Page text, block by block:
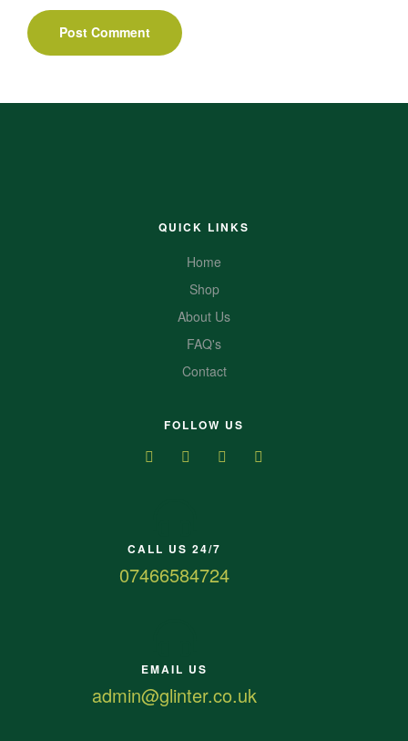
QUICK LINKS
Home
Shop
About Us
FAQ's
Contact
FOLLOW US
CALL US 24/7
07466584724
EMAIL US
admin@glinter.co.uk